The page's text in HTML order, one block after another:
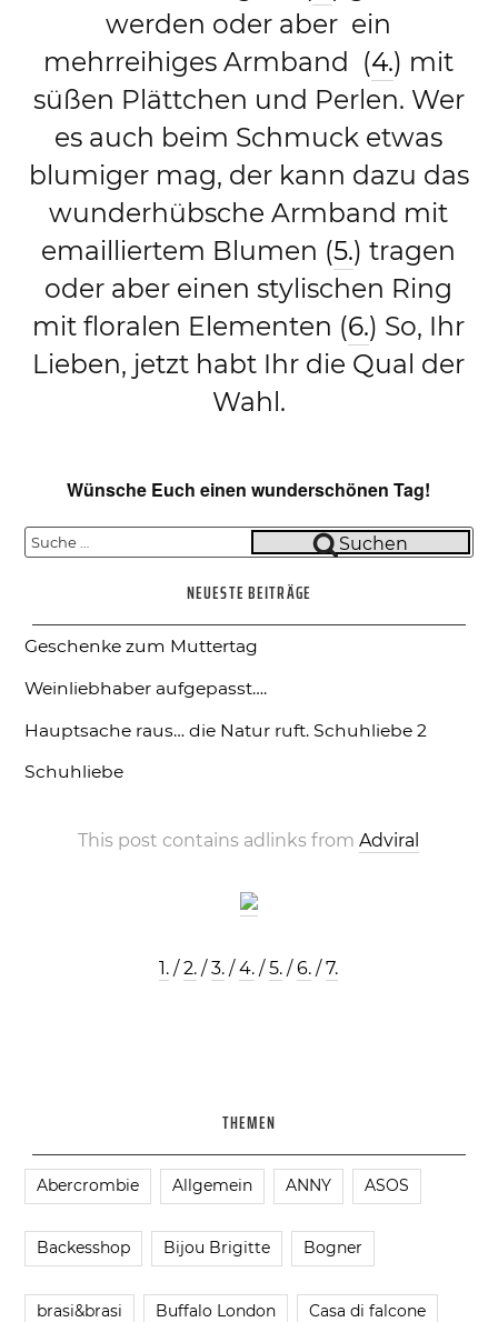
werden oder aber ein
mehrreihiges Armband (4.) mit
süßen Plättchen und Perlen. Wer
es auch beim Schmuck etwas
blumiger mag, der kann dazu das
wunderhübsche Armband mit
emailliertem Blumen (5.) tragen
oder aber einen stylischen Ring
mit floralen Elementen (6.) So, Ihr
Lieben, jetzt habt Ihr die Qual der
Wahl.
Wünsche Euch einen wunderschönen Tag!
Suche
Suchen
NEUESTE BEITRÄGE
Geschenke zum Muttertag
Weinliebhaber aufgepasst….
Hauptsache raus… die Natur ruft. Schuhliebe 2
Schuhliebe
This post contains adlinks fromAdviral
1. /2. /3. /4. /5. /6. /7.
THEMEN
Abercrombie Allgemein ANNY ASOS
Backesshop Bijou Brigitte Bogner
brasi&brasi Buffalo London Casa di falcone